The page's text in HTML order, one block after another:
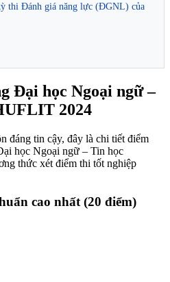
thi Đánh giá năng lực (ĐGNL) của
Đại học Ngoại ngữ –
2024
đáng tin cậy, đây là chi tiết điểm
học Ngoại ngữ – Tin học
thức xét điểm thi tốt nghiệp
cao nhất (20 điểm)